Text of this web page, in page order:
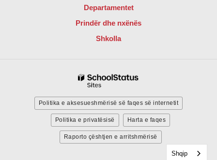
Departamentet
Prindër dhe nxënës
Shkolla
Politika e aksesueshmërisë së faqes së internetit
Politika e privatësisë Harta e faqes
Raporto çështjen e arritshmërisë
Shqip